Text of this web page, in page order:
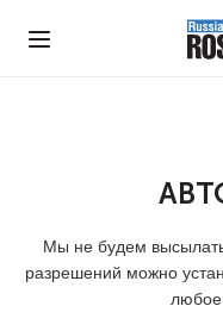
Мы не будем
разрешений можно
любое